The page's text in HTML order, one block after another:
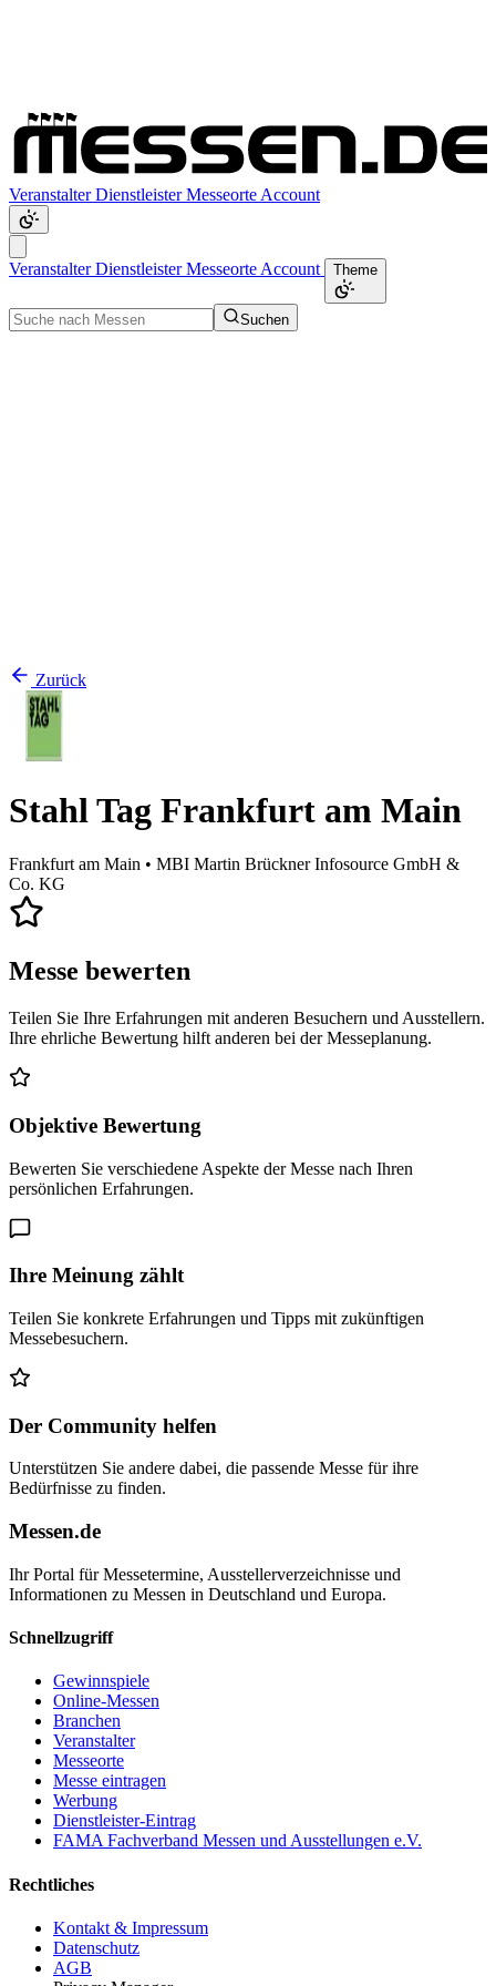
VeranstalterDienstleisterMesseorte Account
VeranstalterDienstleisterMesseorte Account Theme
Suchen
Zurück
Stahl Tag Frankfurt am Main
Frankfurt am Main • MBI Martin Brückner Infosource GmbH &
Co. KG
Messe bewerten
Teilen Sie Ihre Erfahrungen mit anderen Besuchern und Ausstellern.
Ihre ehrliche Bewertung hilft anderen bei der Messeplanung.
Objektive Bewertung
Bewerten Sie verschiedene Aspekte der Messe nach Ihren
persönlichen Erfahrungen.
Ihre Meinung zählt
Teilen Sie konkrete Erfahrungen und Tipps mit zukünftigen
Messebesuchern.
Der Community helfen
Unterstützen Sie andere dabei, die passende Messe für ihre
Bedürfnisse zu finden.
Messen.de
Ihr Portal für Messetermine, Ausstellerverzeichnisse und
Informationen zu Messen in Deutschland und Europa.
Schnellzugriff
Gewinnspiele
Online-Messen
Branchen
Veranstalter
Messeorte
Messe eintragen
Werbung
Dienstleister-Eintrag
FAMA Fachverband Messen und Ausstellungen e.V.
Rechtliches
Kontakt & Impressum
Datenschutz
AGB